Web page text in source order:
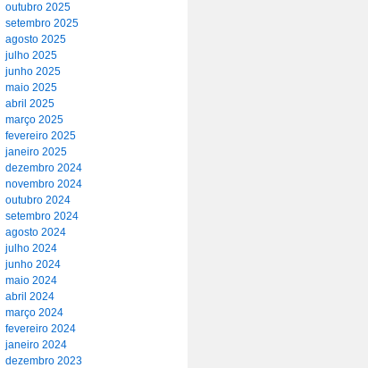
outubro 2025
setembro 2025
agosto 2025
julho 2025
junho 2025
maio 2025
abril 2025
março 2025
fevereiro 2025
janeiro 2025
dezembro 2024
novembro 2024
outubro 2024
setembro 2024
agosto 2024
julho 2024
junho 2024
maio 2024
abril 2024
março 2024
fevereiro 2024
janeiro 2024
dezembro 2023